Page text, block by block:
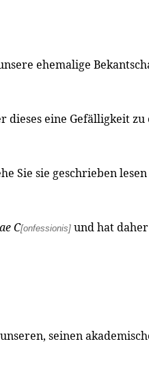
ehemalige
dieses eine Gefälligkeit
Sie sie geschrieben
C[onfessionis] und hat
seinen